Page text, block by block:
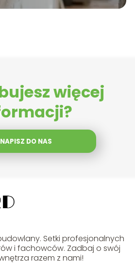
więcej
NAPISZ DO NAS
Setki profesjonalnych
i fachowców. Zadbaj o swój
razem z nami!